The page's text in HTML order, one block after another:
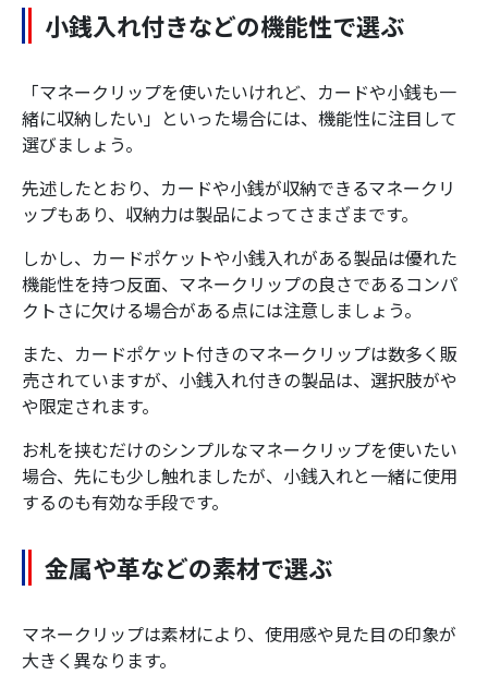
小銭入れ付きなどの機能性で選ぶ
「マネークリップを使いたいけれど、カードや小銭も一
緒に収納したい」といった場合には、機能性に注目して
選びましょう。
先述したとおり、カードや小銭が収納できるマネークリ
ップもあり、収納力は製品によってさまざまです。
しかし、カードポケットや小銭入れがある製品は優れた
機能性を持つ反面、マネークリップの良さであるコンパ
クトさに欠ける場合がある点には注意しましょう。
また、カードポケット付きのマネークリップは数多く販
売されていますが、小銭入れ付きの製品は、選択肢がや
や限定されます。
お札を挟むだけのシンプルなマネークリップを使いたい
場合、先にも少し触れましたが、小銭入れと一緒に使用
するのも有効な手段です。
金属や革などの素材で選ぶ
マネークリップは素材により、使用感や見た目の印象が
大きく異なります。